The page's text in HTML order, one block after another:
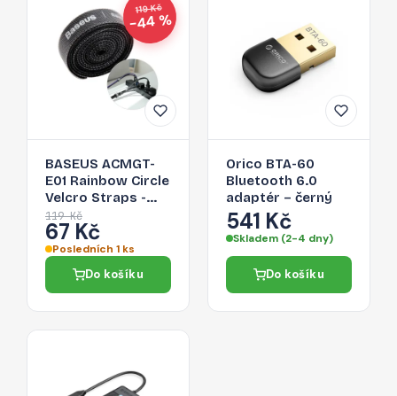
119 Kč
−44 %
BASEUS ACMGT-
E01 Rainbow Circle
Velcro Straps -
páska na suchý zip
pro organizaci
kabelů, 1m, černá
119 Kč
67 Kč
Posledních 1 ks
Do košíku
Orico BTA-60
Bluetooth 6.0
adaptér – černý
541 Kč
Skladem (2-4 dny)
Do košíku